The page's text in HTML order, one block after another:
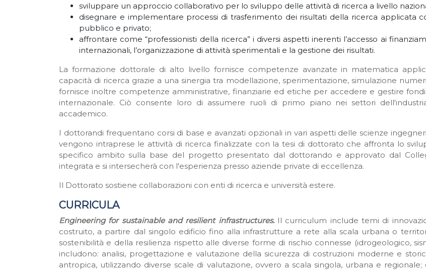
sviluppare un approccio collaborativo per lo sviluppo delle attività di ricerca a livello
disegnare e implementare processi di trasferimento dei risultati della ricerca applicata
pubblico e privato;
affrontare come “professionisti della ricerca” i diversi aspetti inerenti l’accesso ai
internazionali, l’organizzazione di attività sperimentali e la gestione dei risultati.
La formazione dottorale di alto livello fornisce competenze avanzate in matematica
capacità di ricerca grazie a una sinergia tra modellazione, sperimentazione, simulazione
fornisce inoltre competenze amministrative, finanziarie ed etiche per accedere e gestire
internazionale. Ciò consente loro di assumere ruoli di primo piano nei settori
accademico.
I dottorandi frequentano corsi di base e avanzati opzionali in vari aspetti delle scienze
vengono intraprese le attività di ricerca finalizzate con la tesi di dottorato che affronta lo
specifico ambito sulla base del progetto presentato dal dottorando e approvato dal
integrata e si intersecherà con l'esperienza presso aziende private di eccellenza.
Il Dottorato sostiene collaborazioni con enti di ricerca e università estere.
CURRICULA
Engineering for sustainable and resilient infrastructures. Il curriculum include temi di
costruito, a partire dal singolo edificio fino alla infrastrutture a rete alla scala urbana o
sostenibilità e della resilienza rispetto alle diverse forme di rischio connesse (idrogeologico,
includono: analisi, progettazione e valutazione della sicurezza di costruzioni moderne e
antropica, utilizzando diverse scale di valutazione, ovvero a scala singola, urbana e